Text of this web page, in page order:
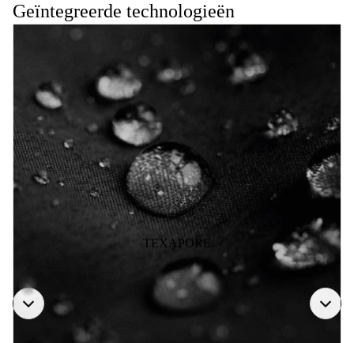
Geïntegreerde technologieën
TEXAPORE